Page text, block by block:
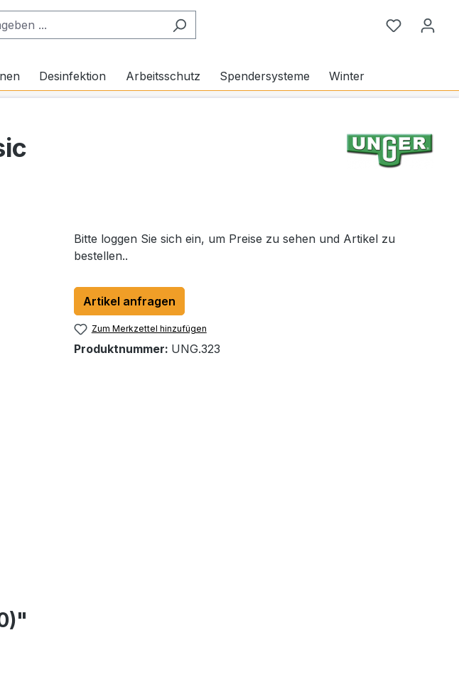
Du hast 0
Desinfektion Arbeitsschutz Spendersysteme Winter
Bitte loggen Sie sich ein, um Preise zu sehen und Artikel zu
bestellen..
Artikel anfragen
Zum Merkzettel hinzufügen
Produktnummer: UNG.323